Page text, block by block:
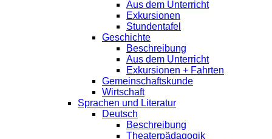
Aus dem Unterricht
Exkursionen
Stundentafel
Geschichte
Beschreibung
Aus dem Unterricht
Exkursionen + Fahrten
Gemeinschaftskunde
Wirtschaft
Sprachen und Literatur
Deutsch
Beschreibung
Theaterpädagogik